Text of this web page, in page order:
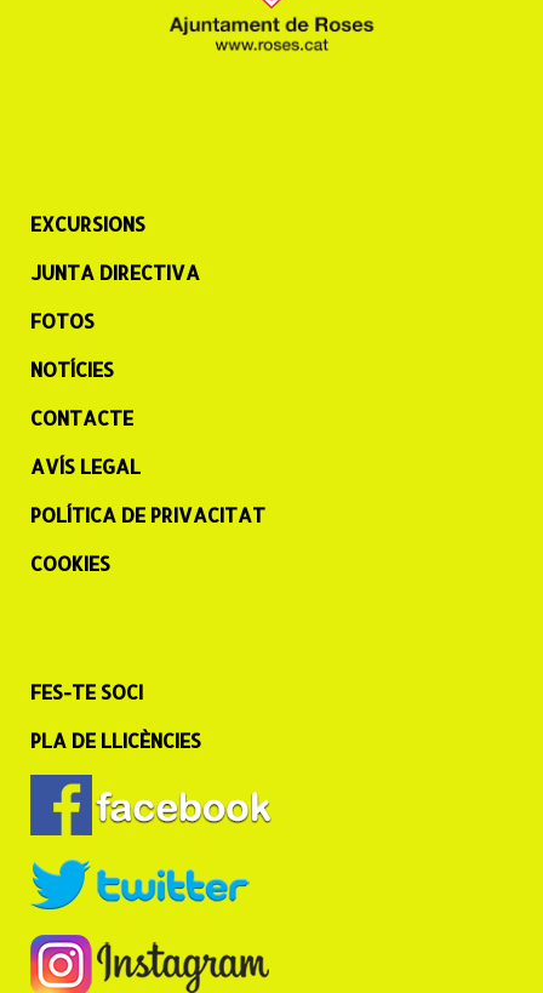
EXCURSIONS
JUNTA DIRECTIVA
FOTOS
NOTÍCIES
CONTACTE
AVÍS LEGAL
POLÍTICA DE PRIVACITAT
COOKIES
FES-TE SOCI
PLA DE LLICÈNCIES